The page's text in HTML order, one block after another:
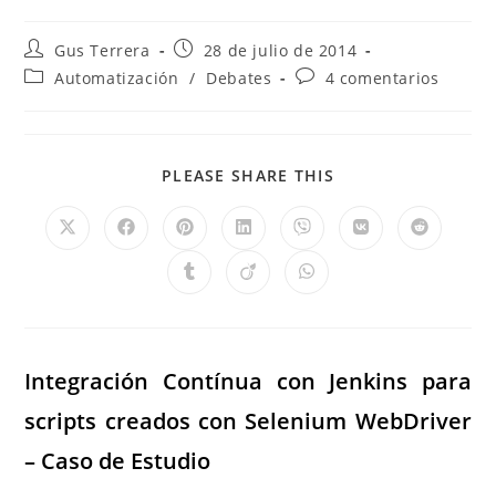
Gus Terrera
28 de julio de 2014
Automatización / Debates 4 comentarios
PLEASE SHARE THIS
Integración Contínua con Jenkins para
scripts creados con Selenium WebDriver
– Caso de Estudio